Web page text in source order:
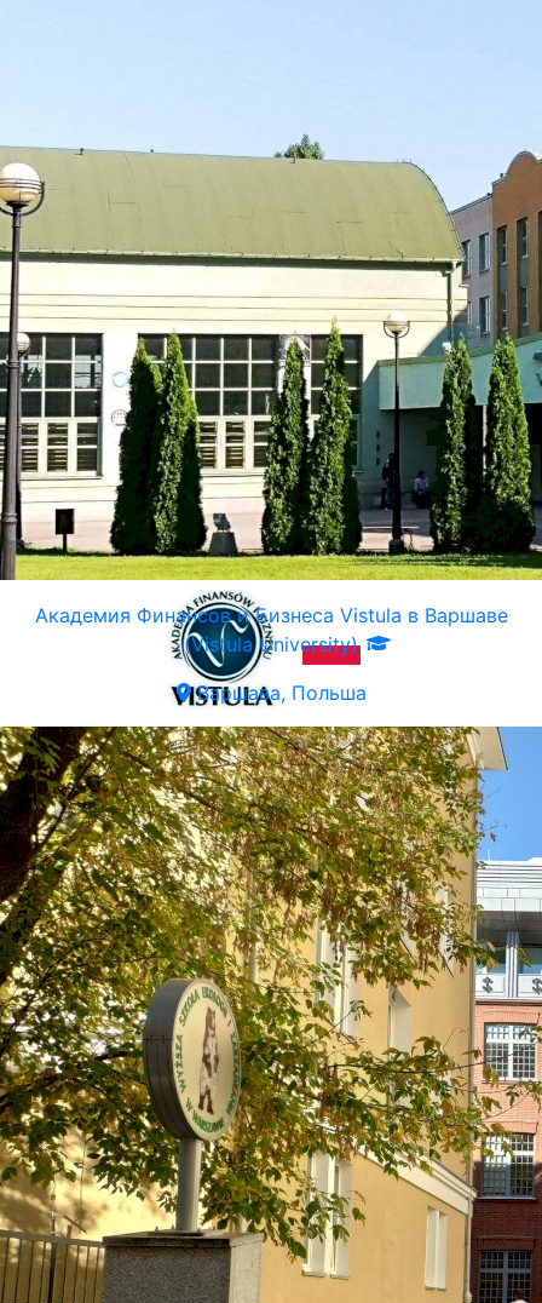
Академия Финансов и Бизнеса Vistula в Варшаве
(Vistula University)
Варшава, Польша